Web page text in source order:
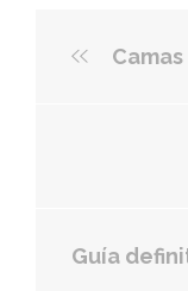
Camas